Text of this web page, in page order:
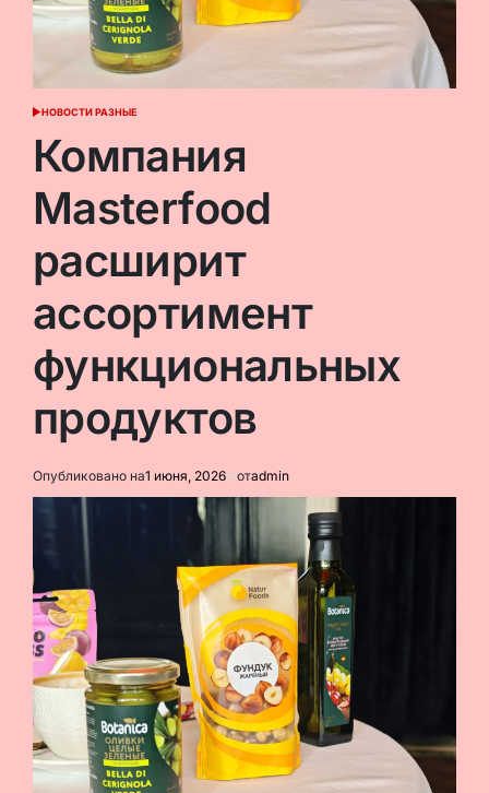
ОПУБЛИКОВАНО
НОВОСТИ РАЗНЫЕ
Компания
Masterfood
расширит
ассортимент
функциональных
продуктов
Опубликовано на1 июня, 2026 отadmin